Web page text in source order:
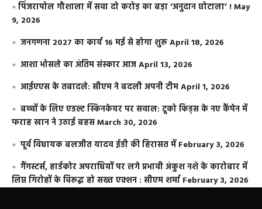
​पिंजरापोल गौशाला में सवा दो करोड़ का बड़ा ‘अनुदान घोटाला’ !May
9, 2026
जनगणना 2027 का कार्य 16 मई से होगा शुरूApril 18, 2026
आशा भोसले का अंतिम संस्कार आजApril 13, 2026
आईएएस के तबादले: सीएम ने बदली अपनी टीमApril 1, 2026
बच्चों के लिए एडल्ट स्किनकेयर पर सवाल: टूको किड्स के नए कैंपेन में
फराह खान ने उठाई बहसMarch 30, 2026
पूर्व विधायक बलजीत यादव ईडी की हिरासत में February 3, 2026
गैंगस्टर्स, हार्डकोर अपराधियों पर लगे प्रभावी अंकुश नशे के कारोबार में
लिप्त गिरोहों के विरूद्ध हो सख्त एक्शन : सीएम शर्मा February 3, 2026